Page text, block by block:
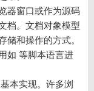
器窗口或作为源码
档。文档对象模型
储和操作的方式。
如 等脚本语言进
本实现。许多浏